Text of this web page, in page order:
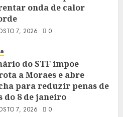
onda de calor
7, 2026 0
do STF impõe
a Moraes e abre
para reduzir penas de
do 8 de janeiro
7, 2026 0